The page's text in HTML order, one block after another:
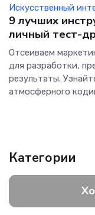
Искусственный
9 лучших
личный тест-
Отсеиваем
для разработки,
результаты.
атмосферного
Категории